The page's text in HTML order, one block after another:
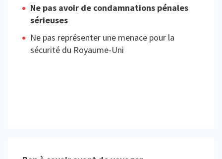
Ne pas avoir de condamnations pénales
sérieuses
Ne pas représenter une menace pour la
sécurité du Royaume-Uni